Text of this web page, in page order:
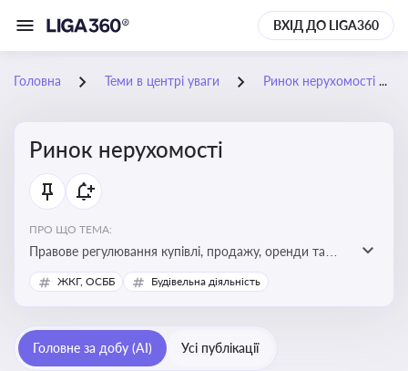
ВХІД ДО LIGA360
Головна Теми в центрі уваги Ринок нерухомості
Ринок нерухомості
ПРО ЩО ТЕМА:
Правове регулювання купівлі, продажу, оренди та
управління нерухомістю, що є ключовим для бізнесу,
інвесторів, забудовників і власників об’єктів майна
ЖКГ, ОСББ Будівельна діяльність
Головне за добу (AI) Усі публікації